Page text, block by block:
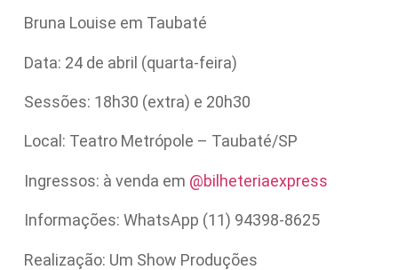
Bruna Louise em Taubaté
Data: 24 de abril (quarta-feira)
Sessões: 18h30 (extra) e 20h30
Local: Teatro Metrópole – Taubaté/SP
Ingressos: à venda em @bilheteriaexpress
Informações: WhatsApp (11) 94398-8625
Realização: Um Show Produções